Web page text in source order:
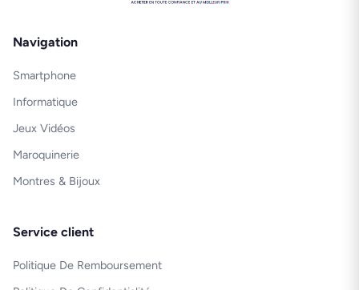
Navigation
Smartphone
Informatique
Jeux Vidéos
Maroquinerie
Montres & Bijoux
Service client
Politique De Remboursement